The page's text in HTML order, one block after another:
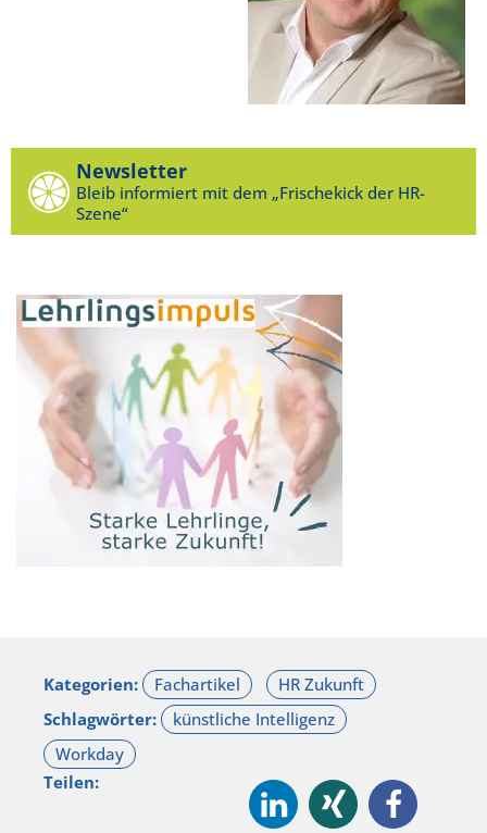
Newsletter
Bleib informiert mit dem „Frischekick der HR-
Szene“
Kategorien:
Schlagwörter:
Teilen: